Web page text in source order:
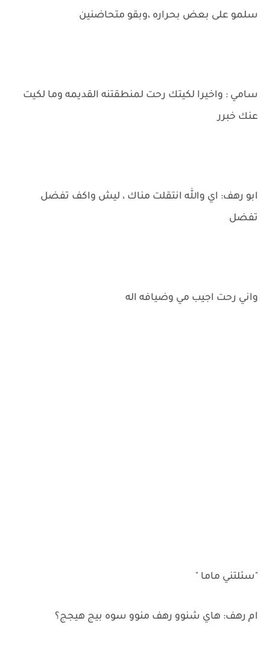
سلمو على بعض بحراره ،وبقو متحاضنين
سامي : واخيرا لكيتك رحت لمنطقتنه القديمه وما لكيت
عنك خبرر
ابو رهف: اي والله انتقلت مناك ، ليش واكف تفضل
تفضل
واني رحت اجيب مي وضيافه اله
"سئلتني ماما "
ام رهف: هاي شنوو رهف منوو سوه بيج هيجج؟